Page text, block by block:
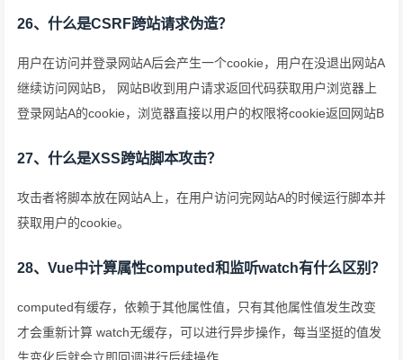
26、什么是CSRF跨站请求伪造？
用户在访问并登录网站A后会产生一个cookie，用户在没退出网站A
继续访问网站B， 网站B收到用户请求返回代码获取用户浏览器上
登录网站A的cookie，浏览器直接以用户的权限将cookie返回网站B
27、什么是XSS跨站脚本攻击？
攻击者将脚本放在网站A上，在用户访问完网站A的时候运行脚本并
获取用户的cookie。
28、Vue中计算属性computed和监听watch有什么区别？
computed有缓存，依赖于其他属性值，只有其他属性值发生改变
才会重新计算 watch无缓存，可以进行异步操作，每当坚挺的值发